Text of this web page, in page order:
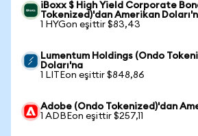
iBoxx $ High Yield Corporate
Tokenized)'dan Amerikan
1 HYGon eşittir $83,43
Lumentum Holdings (Ondo
Doları'na
1 LITEon eşittir $848,86
Adobe (Ondo Tokenized)'dan
1 ADBEon eşittir $257,11